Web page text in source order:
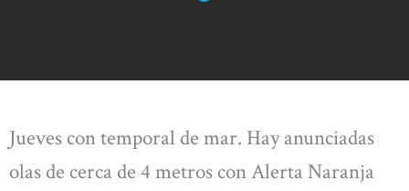
Jueves con temporal de mar. Hay anunciadas
olas de cerca de 4 metros con Alerta Naranja